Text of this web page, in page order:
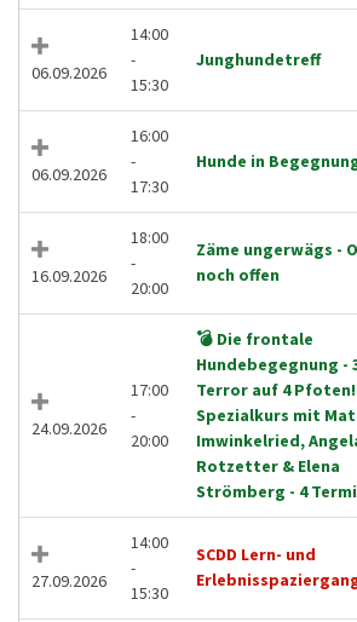
06.09.2026
14:00
-
15:30
Junghundetreff
06.09.2026
16:00
-
17:30
Hunde in
16.09.2026
18:00
-
20:00
Zäme ungerwägs -
noch offen
24.09.2026
17:00
-
20:00
💣 Die frontale
Hundebegegnung -
Terror auf 4 Pfoten!
Spezialkurs mit
Imwinkelried,
Rotzetter & Elena
Strömberg - 4
27.09.2026
14:00
-
15:30
SCDD Lern- und